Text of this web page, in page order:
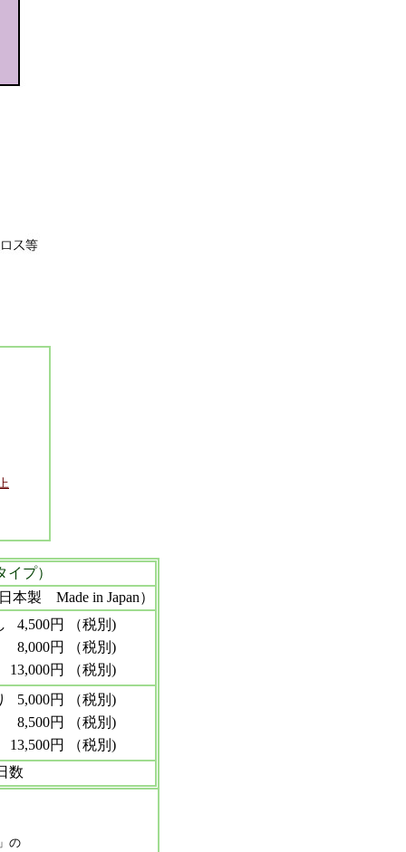
プ）
製 Made in Japan）
4,500円 （税別)
8,000円 （税別)
13,000円 （税別)
5,000円 （税別)
8,500円 （税別)
13,500円 （税別)
数
の